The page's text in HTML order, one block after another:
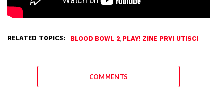
RELATED TOPICS: BLOOD BOWL 2, PLAY! ZINE PRVI UTISCI
COMMENTS